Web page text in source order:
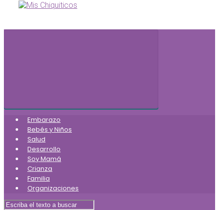
Embarazo
Bebés y Niños
Salud
Desarrollo
Soy Mamá
Crianza
Familia
Organizaciones